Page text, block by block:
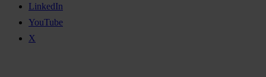
LinkedIn
YouTube
X